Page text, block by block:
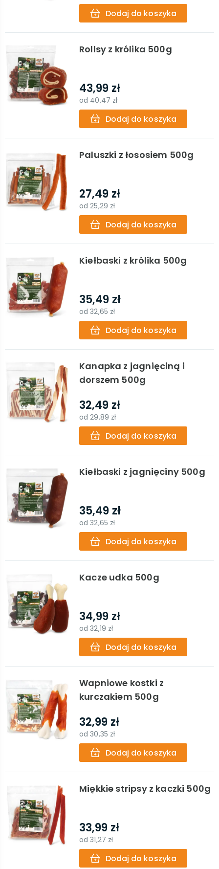
Dodaj do koszyka
Rollsy z królika 500g
43,99 zł
od 40,47 zł
Dodaj do koszyka
Paluszki z łososiem 500g
27,49 zł
od25,29 zł
Dodaj do koszyka
Kiełbaski z królika 500g
35,49 zł
od32,65 zł
Dodaj do koszyka
Kanapka z jagnięciną i
dorszem 500g
32,49 zł
od29,89 zł
Dodaj do koszyka
Kiełbaski z jagnięciny 500g
35,49 zł
od32,65 zł
Dodaj do koszyka
Kacze udka 500g
34,99 zł
od32,19 zł
Dodaj do koszyka
Wapniowe kostki z
kurczakiem 500g
32,99 zł
od30,35 zł
Dodaj do koszyka
Miękkie stripsy z kaczki 500g
33,99 zł
od31,27 zł
Dodaj do koszyka